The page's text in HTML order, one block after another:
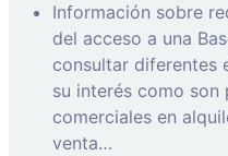
Información sobre
del acceso a una
consultar diferentes
su interés como son
comerciales en
venta…